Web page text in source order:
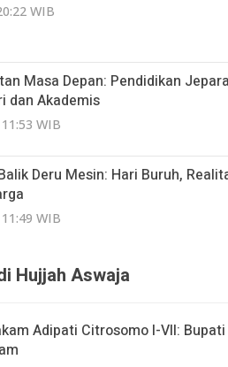
WIB
Masa Depan: Pendidikan
dan Akademis
WIB
Deru Mesin: Hari Buruh,
WIB
Hujjah Aswaja
Adipati Citrosomo I-VII: